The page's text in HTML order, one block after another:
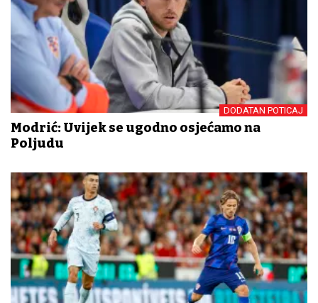
DODATAN POTICAJ
Modrić: Uvijek se ugodno osjećamo na
Poljudu